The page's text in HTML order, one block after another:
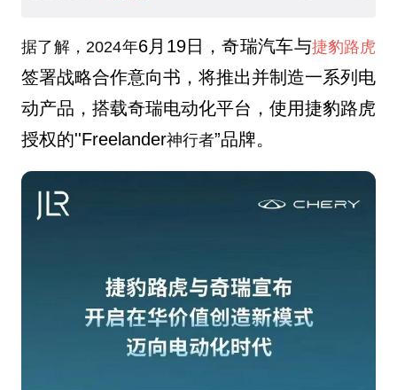
据了解，2024年6月19日，奇瑞汽车与捷豹路虎
签署战略合作意向书，将推出并制造一系列电
动产品，搭载奇瑞电动化平台，使用捷豹路虎
授权的''Freelander神行者”品牌。